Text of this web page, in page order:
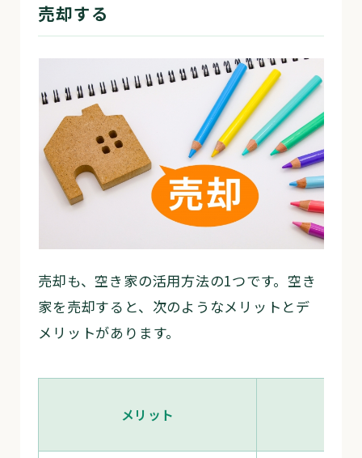
売却する
売却も、空き家の活用方法の1つです。空き
家を売却すると、次のようなメリットとデ
メリットがあります。
メリット